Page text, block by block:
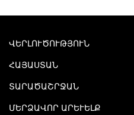
ՎԵՐԼՈՒԾՈՒԹՅՈՒՆ
ՀԱՅԱՍՏԱՆ
ՏԱՐԱԾԱՇՐՋԱՆ
ՄԵՐՁԱՎՈՐ ԱՐԵՒԵԼՔ